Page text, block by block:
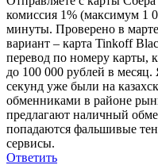
комиссия 1% (максимум 1
минуты. Проверено в
вариант – карта Tinkoff
перевод по номеру карты,
до 100 000 рублей в месяц.
секунд уже были на
обменниками в районе
предлагают наличный
попадаются фальшивые
сервисы.
Ответить